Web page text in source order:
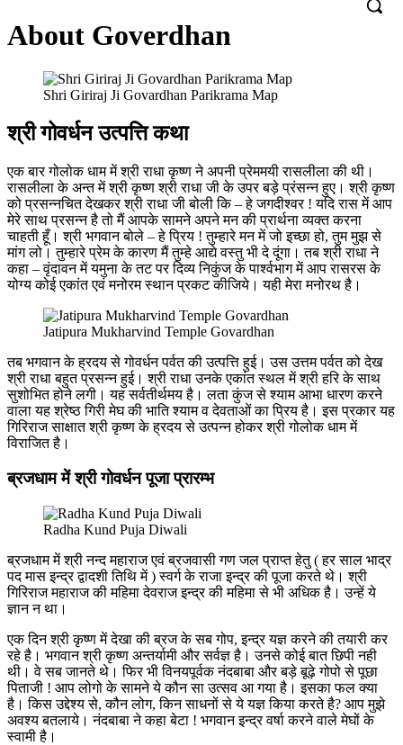
About Goverdhan
Shri Giriraj Ji Govardhan Parikrama Map
श्री गोवर्धन उत्पत्ति कथा
एक बार गोलोक धाम में श्री राधा कृष्ण ने अपनी प्रेममयी रासलीला की थी।
रासलीला के अन्त में श्री कृष्ण श्री राधा जी के उपर बड़े प्रंसन्न हुए। श्री कृष्ण
को प्रसन्नचित देखकर श्री राधा जी बोली कि – हे जगदीश्वर ! यदि रास में आप
मेरे साथ प्रसन्न है तो मैं आपके सामने अपने मन की प्रार्थना व्यक्त करना
चाहती हूँ। श्री भगवान बोले – हे प्रिय ! तुम्हारे मन में जो इच्छा हो, तुम मुझ से
मांग लो। तुम्हारे प्रेम के कारण मैं तुम्हे आद्ये वस्तु भी दे दूंगा। तब श्री राधा ने
कहा – वृंदावन में यमुना के तट पर दिव्य निकुंज के पार्श्वभाग में आप रासरस के
योग्य कोई एकांत एवं मनोरम स्थान प्रकट कीजिये। यही मेरा मनोरथ है।
Jatipura Mukharvind Temple Govardhan
तब भगवान के ह्रदय से गोवर्धन पर्वत की उत्पत्ति हुई। उस उत्तम पर्वत को देख
श्री राधा बहुत प्रसन्न हुई। श्री राधा उनके एकांत स्थल में श्री हरि के साथ
सुशोभित होने लगी। यह सर्वतीर्थमय है। लता कुंज से श्याम आभा धारण करने
वाला यह श्रेष्ठ गिरी मेघ की भाति श्याम व देवताओं का प्रिय है। इस प्रकार यह
गिरिराज साक्षात श्री कृष्ण के ह्रदय से उत्पन्न होकर श्री गोलोक धाम में
विराजित है।
ब्रजधाम में श्री गोवर्धन पूजा प्रारम्भ
Radha Kund Puja Diwali
ब्रजधाम में श्री नन्द महाराज एवं ब्रजवासी गण जल प्राप्त हेतु ( हर साल भाद्र
पद मास इन्द्र द्वादशी तिथि में ) स्वर्ग के राजा इन्द्र की पूजा करते थे। श्री
गिरिराज महाराज की महिमा देवराज इन्द्र की महिमा से भी अधिक है। उन्हें ये
ज्ञान न था।
एक दिन श्री कृष्ण में देखा की ब्रज के सब गोप, इन्द्र यज्ञ करने की तयारी कर
रहे है। भगवान श्री कृष्ण अन्तर्यामी और सर्वज्ञ है। उनसे कोई बात छिपी नही
थी। वे सब जानते थे। फिर भी विनयपूर्वक नंदबाबा और बड़े बूढ़े गोपो से पूछा
पिताजी ! आप लोगो के सामने ये कौन सा उत्सव आ गया है। इसका फल क्या
है। किस उद्देश्य से, कौन लोग, किन साधनों से ये यज्ञ किया करते है? आप मुझे
अवश्य बतलाये। नंदबाबा ने कहा बेटा ! भगवान इन्द्र वर्षा करने वाले मेघों के
स्वामी है।